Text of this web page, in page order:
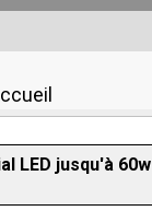
LED jusqu'à 60w